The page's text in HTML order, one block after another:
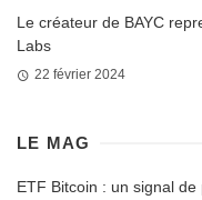
Le créateur de BAYC
Labs
22 février 2024
LE MAG
ETF Bitcoin : un signal